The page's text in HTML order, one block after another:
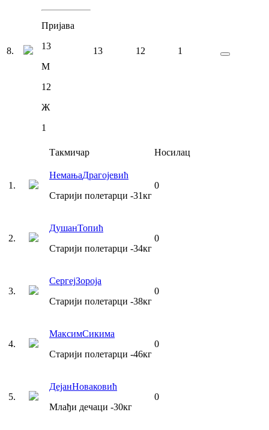
8.
Пријава
13
М
12
Ж
1
13 12 1
Такмичар Носилац
1 .
НемањаДрагојевић
Старији полетарци -31кг
0
2.
ДушанТопић
Старији полетарци -34кг
0
3.
СергејЗороја
Старији полетарци -38кг
0
4.
МаксимСикима
Старији полетарци -46кг
0
5.
ДејанНоваковић
Млађи дечаци -30кг
0